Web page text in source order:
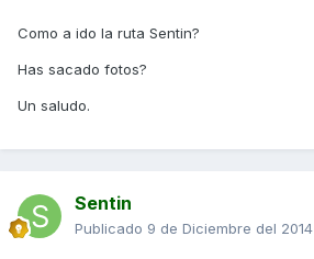
Como a ido la ruta Sentin?
Has sacado fotos?
Un saludo.
Sentin
Publicado 9 de Diciembre del 2014